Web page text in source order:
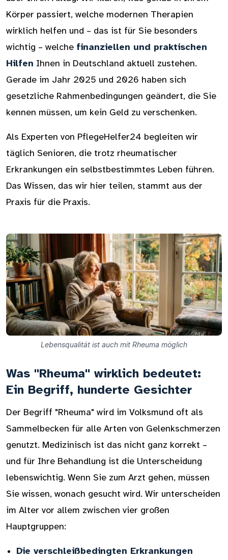
Körper passiert, welche modernen Therapien
wirklich helfen und – das ist für Sie besonders
wichtig – welche finanziellen und praktischen
Hilfen Ihnen in Deutschland aktuell zustehen.
Gerade im Jahr 2025 und 2026 haben sich
gesetzliche Rahmenbedingungen geändert, die Sie
kennen müssen, um kein Geld zu verschenken.
Als Experten von PflegeHelfer24 begleiten wir
täglich Senioren, die trotz rheumatischer
Erkrankungen ein selbstbestimmtes Leben führen.
Das Wissen, das wir hier teilen, stammt aus der
Praxis für die Praxis.
Lebensqualität ist auch mit Rheuma möglich
Was "Rheuma" wirklich bedeutet:
Ein Begriff, hunderte Gesichter
Der Begriff "Rheuma" wird im Volksmund oft als
Sammelbecken für alle Arten von Gelenkschmerzen
genutzt. Medizinisch ist das nicht ganz korrekt –
und für Ihre Behandlung ist die Unterscheidung
lebenswichtig. Wenn Sie zum Arzt gehen, müssen
Sie wissen, wonach gesucht wird. Wir unterscheiden
im Alter vor allem zwischen vier großen
Hauptgruppen:
Die verschleißbedingten Erkrankungen